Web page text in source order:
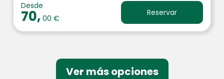
Desde
70, 00 €
Reservar
Ver más opciones